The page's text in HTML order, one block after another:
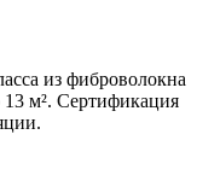
из фиброволокна
м². Сертификация